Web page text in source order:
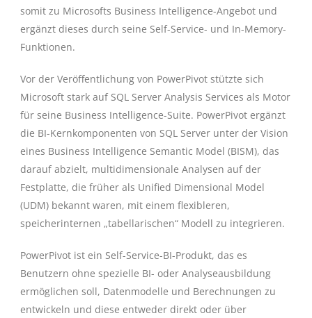
somit zu Microsofts Business Intelligence-Angebot und
ergänzt dieses durch seine Self-Service- und In-Memory-
Funktionen.
Vor der Veröffentlichung von PowerPivot stützte sich
Microsoft stark auf SQL Server Analysis Services als Motor
für seine Business Intelligence-Suite. PowerPivot ergänzt
die BI-Kernkomponenten von SQL Server unter der Vision
eines Business Intelligence Semantic Model (BISM), das
darauf abzielt, multidimensionale Analysen auf der
Festplatte, die früher als Unified Dimensional Model
(UDM) bekannt waren, mit einem flexibleren,
speicherinternen „tabellarischen“ Modell zu integrieren.
PowerPivot ist ein Self-Service-BI-Produkt, das es
Benutzern ohne spezielle BI- oder Analyseausbildung
ermöglichen soll, Datenmodelle und Berechnungen zu
entwickeln und diese entweder direkt oder über